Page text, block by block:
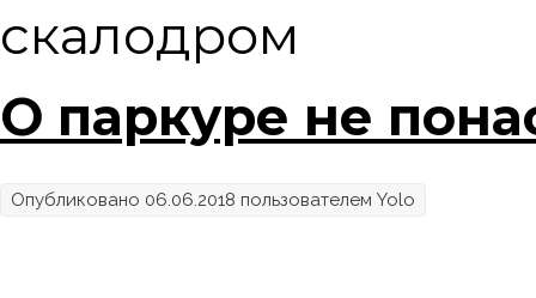
скалодром
О паркуре не
Опубликовано 06.06.2018 пользователем Yolo